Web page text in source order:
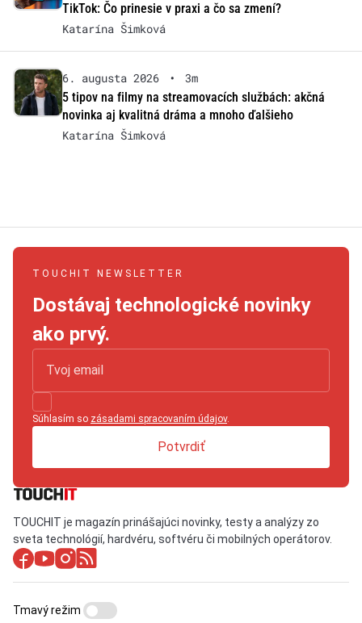
TikTok: Čo prinesie v praxi a čo sa zmení?
Katarína Šimková
6. augusta 2026 •
3m
5 tipov na filmy na streamovacích službách: akčná
novinka aj kvalitná dráma a mnoho ďalšieho
Katarína Šimková
TOUCHIT NEWSLETTER
Dostávaj technologické novinky
ako prvý.
Súhlasím so zásadami spracovaním údajov.
Potvrdiť
TOUCHIT je magazín prinášajúci novinky, testy a analýzy zo
sveta technológií, hardvéru, softvéru či mobilných operátorov.
Tmavý režim